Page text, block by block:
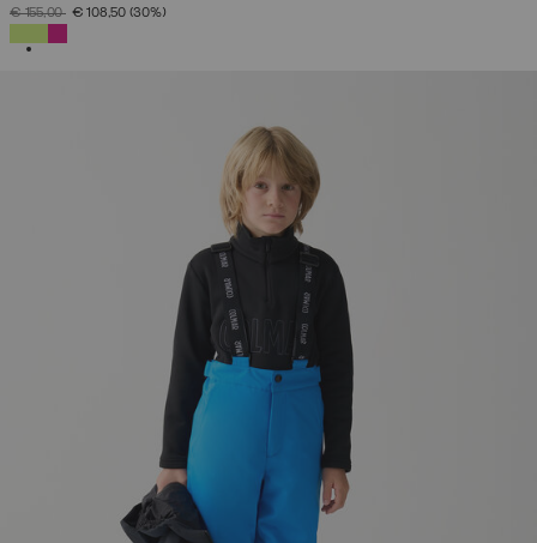
PRECIO REBAJADO DE
€ 155,00A€ 108,50 (30%)